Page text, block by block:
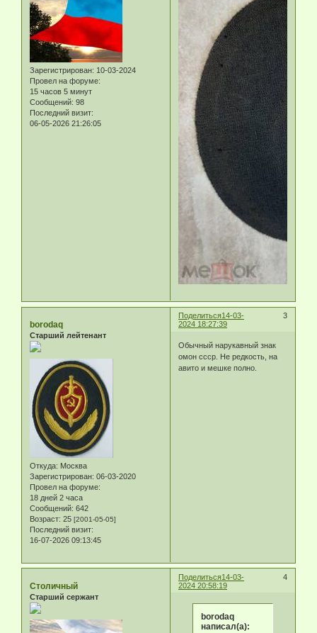
Зарегистрирован: 10-03-2024
Провел на форуме:
15 часов 5 минут
Сообщений: 98
Последний визит:
06-05-2026 21:26:05
Поделиться 3
14-03-
2024 18:27:39
borodaq
Старший лейтенант
Откуда: Москва
Зарегистрирован: 06-03-2020
Провел на форуме:
18 дней 2 часа
Сообщений: 642
Возраст: 25 [2001-05-05]
Последний визит:
16-07-2026 09:13:45
Обычный нарукавный знак
омон ссср. Не редкость, на
авито и мешке полно.
Поделиться 4
14-03-
2024 20:58:19
Столичный
Старший сержант
borodaq
написал(а):